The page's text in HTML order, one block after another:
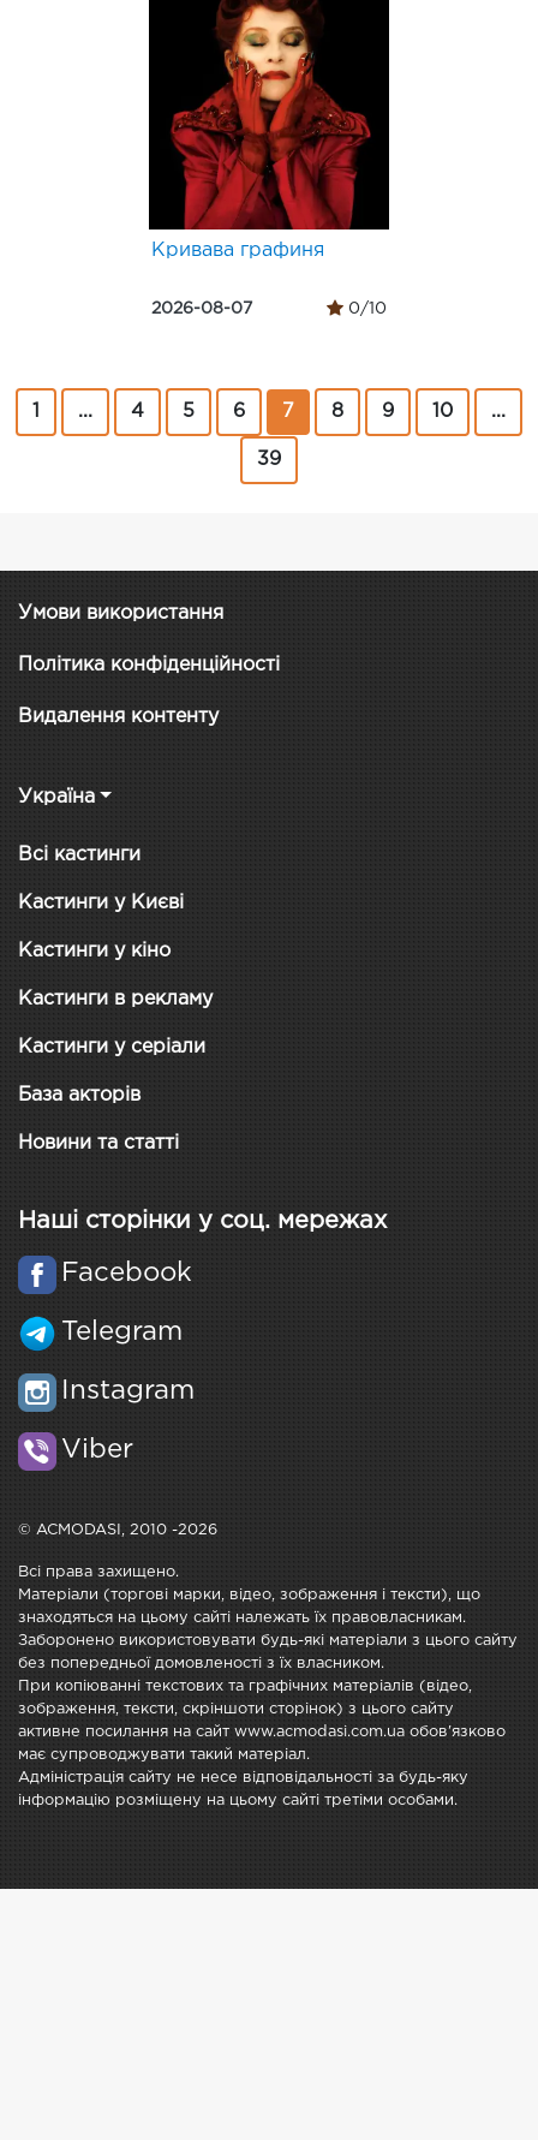
Кривава графиня
2026-08-07 0/10
... 4 5 6 7 8 9 10 ...
39
Умови використання
Політика конфіденційності
Видалення контенту
Україна
Всі кастинги
Кастинги у Києві
Кастинги у кіно
Кастинги в рекламу
Кастинги у серіали
База акторів
Новини та статті
Наші сторінки у соц. мережах
Facebook
Telegram
Instagram
Viber
© ACMODASI, 2010 -2026
Всі права захищено.
Матеріали (торгові марки, відео, зображення і тексти), що
знаходяться на цьому сайті належать їх правовласникам.
Заборонено використовувати будь-які матеріали з цього сайту
без попередньої домовленості з їх власником.
При копіюванні текстових та графічних матеріалів (відео,
зображення, тексти, скріншоти сторінок) з цього сайту
активне посилання на сайт www.acmodasi.com.ua обов'язково
має супроводжувати такий матеріал.
Адміністрація сайту не несе відповідальності за будь-яку
інформацію розміщену на цьому сайті третіми особами.